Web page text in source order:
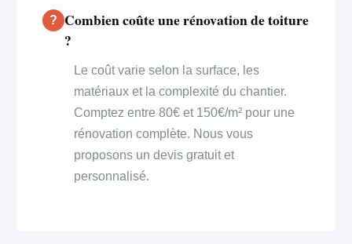
Combien coûte une rénovation de toiture
?
Le coût varie selon la surface, les
matériaux et la complexité du chantier.
Comptez entre 80€ et 150€/m² pour une
rénovation complète. Nous vous
proposons un devis gratuit et
personnalisé.